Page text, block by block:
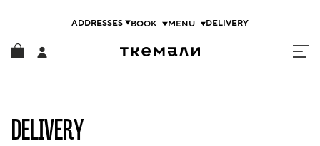
ADDRESSES DELIVERY
DELIVERY